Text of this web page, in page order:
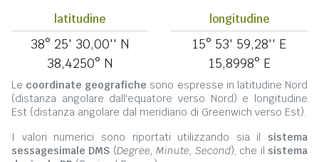
latitudine
38° 25' 30,00'' N
38,4250° N
longitudine
15° 53' 59,28'' E
15,8998° E
Le coordinate geografiche sono espresse in latitudine Nord
(distanza angolare dall'equatore verso Nord) e longitudine
Est (distanza angolare dal meridiano di Greenwich verso Est).
I valori numerici sono riportati utilizzando sia il sistema
sessagesimale DMS (Degree, Minute, Second), che il sistema